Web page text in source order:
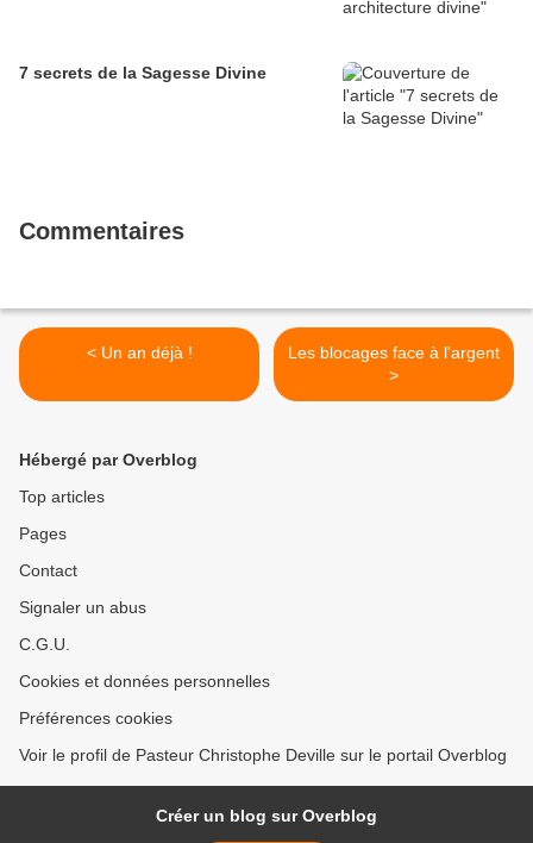
7 secrets de la Sagesse Divine
Commentaires
< Un an déjà !
Les blocages face à l'argent
>
Hébergé par Overblog
Top articles
Pages
Contact
Signaler un abus
C.G.U.
Cookies et données personnelles
Préférences cookies
Voir le profil de Pasteur Christophe Deville sur le portail Overblog
Créer un blog sur Overblog